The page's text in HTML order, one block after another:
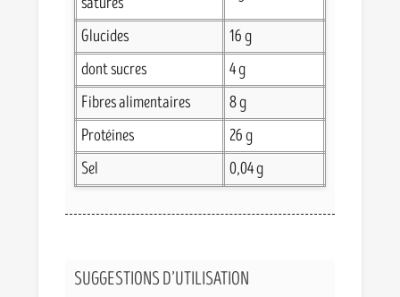
Glucides
16 g
dont sucres
4 g
Fibres alimentaires
8 g
Protéines
26 g
Sel
0,04 g
SUGGESTIONS D’UTILISATION